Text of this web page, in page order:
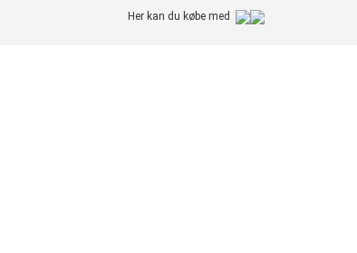
Her kan du købe med